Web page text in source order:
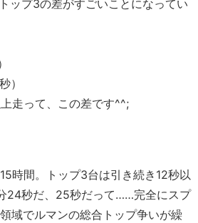
ップ3の差がすごいことになってい
）
走って、この差です^^;
時間。トップ3台は引き続き12秒以
24秒だ、25秒だって……完全にスプ
域でルマンの総合トップ争いが繰